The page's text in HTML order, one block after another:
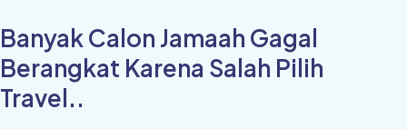
Banyak Calon Jamaah Gagal
Berangkat Karena Salah Pilih
Travel..